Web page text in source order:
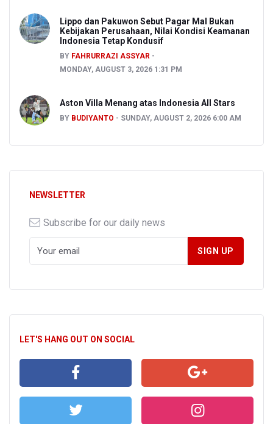
Lippo dan Pakuwon Sebut Pagar Mal Bukan
Kebijakan Perusahaan, Nilai Kondisi Keamanan
Indonesia Tetap Kondusif
BY FAHRURRAZI ASSYAR
MONDAY, AUGUST 3, 2026 1:31 PM
Aston Villa Menang atas Indonesia All Stars
BY BUDIYANTO SUNDAY, AUGUST 2, 2026 6:00 AM
NEWSLETTER
Subscribe for our daily news
LET'S HANG OUT ON SOCIAL